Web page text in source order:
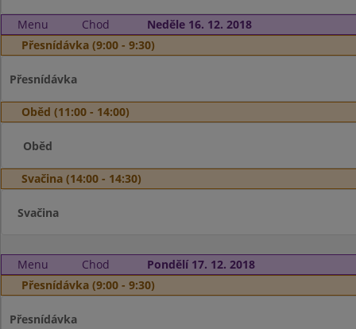
Menu Chod
Neděle 16. 12. 2018
Přesnídávka (9:00 - 9:30)
Přesnídávka
Oběd (11:00 - 14:00)
Oběd
Svačina (14:00 - 14:30)
Svačina
Menu Chod
Pondělí 17. 12. 2018
Přesnídávka (9:00 - 9:30)
Přesnídávka